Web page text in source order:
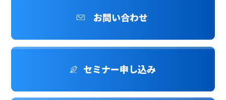
お問い合わせ
セミナー申し込み